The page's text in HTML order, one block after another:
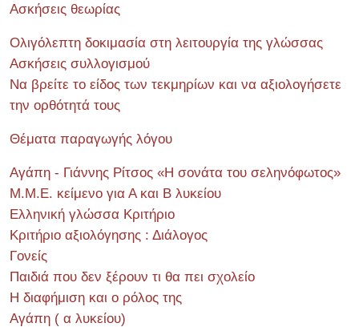
Ασκήσεις θεωρίας
Ολιγόλεπτη δοκιμασία στη λειτουργία της γλώσσας
Ασκήσεις συλλογισμού
Να βρείτε το είδος των τεκμηρίων και να αξιολογήσετε
την ορθότητά τους
Θέματα παραγωγής λόγου
Αγάπη - Γιάννης Ρίτσος «Η σονάτα του σεληνόφωτος»
Μ.Μ.Ε. κείμενο για Α και Β λυκείου
Ελληνική γλώσσα Κριτήριο
Κριτήριο αξιολόγησης : Διάλογος
Γονείς
Παιδιά που δεν ξέρουν τι θα πει σχολείο
Η διαφήμιση και ο ρόλος της
Αγάπη ( α λυκείου)